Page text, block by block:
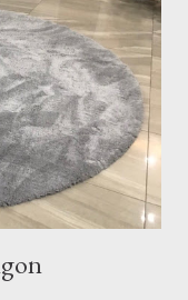
hàng tại
Sài Gòn chưa có
thể đặt hàng trực
thông tin chi tiết về
đang kiếm nơi ...